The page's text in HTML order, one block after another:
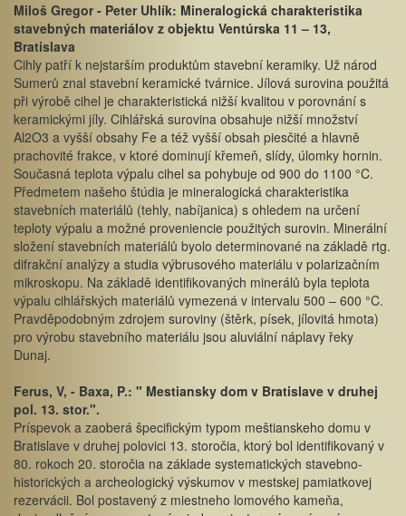
Miloš Gregor - Peter Uhlík: Mineralogická charakteristika
stavebných materiálov z objektu Ventúrska 11 – 13,
Bratislava
Cihly patří k nejstarším produktům stavební keramiky. Už národ
Sumerů znal stavební keramické tvárnice. Jílová surovina použitá
při výrobě cihel je charakteristická nižší kvalitou v porovnání s
keramickými jíly. Cihlářská surovina obsahuje nižší množství
Al2O3 a vyšší obsahy Fe a též vyšší obsah piesčité a hlavně
prachovité frakce, v ktoré dominují křemeň, slídy, úlomky hornin.
Současná teplota výpalu cihel sa pohybuje od 900 do 1100 °C.
Předmetem našeho štúdia je mineralogická charakteristika
stavebních materiálů (tehly, nabíjanica) s ohledem na určení
teploty výpalu a možné proveniencie použitých surovin. Minerální
složení stavebních materiálů byolo determinované na základě rtg.
difrakční analýzy a studia výbrusového materiálu v polarizačním
mikroskopu. Na základě identifikovaných minerálů byla teplota
výpalu cihlářských materiálů vymezená v intervalu 500 – 600 °C.
Pravděpodobným zdrojem suroviny (štěrk, písek, jílovitá hmota)
pro výrobu stavebního materiálu jsou aluviální náplavy řeky
Dunaj.
Ferus, V, - Baxa, P.: " Mestiansky dom v Bratislave v druhej
pol. 13. stor.".
Príspevok a zaoberá špecifickým typom meštianskeho domu v
Bratislave v druhej polovici 13. storočia, ktorý bol identifikovaný v
80. rokoch 20. storočia na základe systematických stavebno-
historických a archeologický výskumov v mestskej pamiatkovej
rezervácii. Bol postavený z miestneho lomového kameňa,